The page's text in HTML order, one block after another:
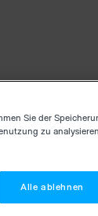
Sie der
zu
Alle ablehnen